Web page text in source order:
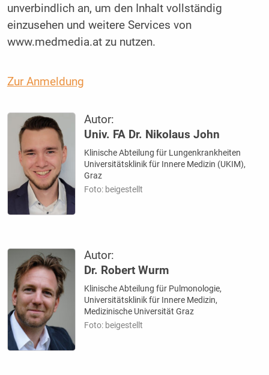
unverbindlich an, um den Inhalt vollständig
einzusehen und weitere Services von
www.medmedia.at zu nutzen.
Zur Anmeldung
Autor:
Univ. FA Dr. Nikolaus John
Klinische Abteilung für Lungenkrankheiten
Universitätsklinik für Innere Medizin (UKIM),
Graz
Foto: beigestellt
Autor:
Dr. Robert Wurm
Klinische Abteilung für Pulmonologie,
Universitätsklinik für Innere Medizin,
Medizinische Universität Graz
Foto: beigestellt